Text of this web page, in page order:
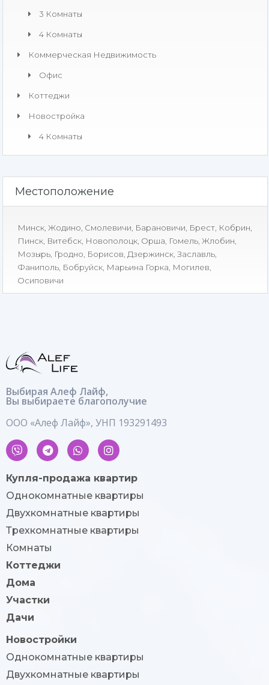
3 Комнаты
4 Комнаты
Коммерческая Недвижимость​
Офис
Коттеджи
Новостройка
4 Комнаты
Местоположение
Минск Жодино Смолевичи Барановичи Брест Кобрин
Пинск Витебск Новополоцк Орша Гомель Жлобин
Мозырь Гродно Борисов Дзержинск Заславль
Фаниполь Бобруйск Марьина Горка Могилев
Осиповичи
Выбирая Алеф Лайф,
Вы выбираете благополучие
ООО «Алеф Лайф», УНП 193291493
Купля-продажа квартир
Однокомнатные квартиры
Двухкомнатные квартиры
Трехкомнатные квартиры
Комнаты
Коттеджи
Дома
Участки
Дачи
Новостройки
Однокомнатные квартиры
Двухкомнатные квартиры